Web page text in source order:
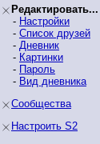
Редактировать...
- Настройки
- Список друзей
- Дневник
- Картинки
- Пароль
- Вид дневника
Сообщества
Настроить S2